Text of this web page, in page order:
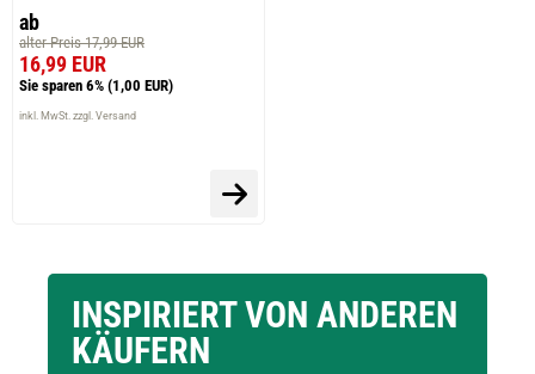
ab
alter Preis 17,99 EUR
16,99 EUR
Sie sparen 6% (1,00 EUR)
inkl. MwSt. zzgl. Versand
INSPIRIERT VON ANDEREN
KÄUFERN